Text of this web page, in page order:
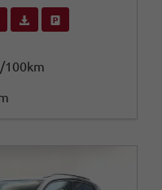
Wir rufen Sie anFahrzeugexposé (PDF)
100km